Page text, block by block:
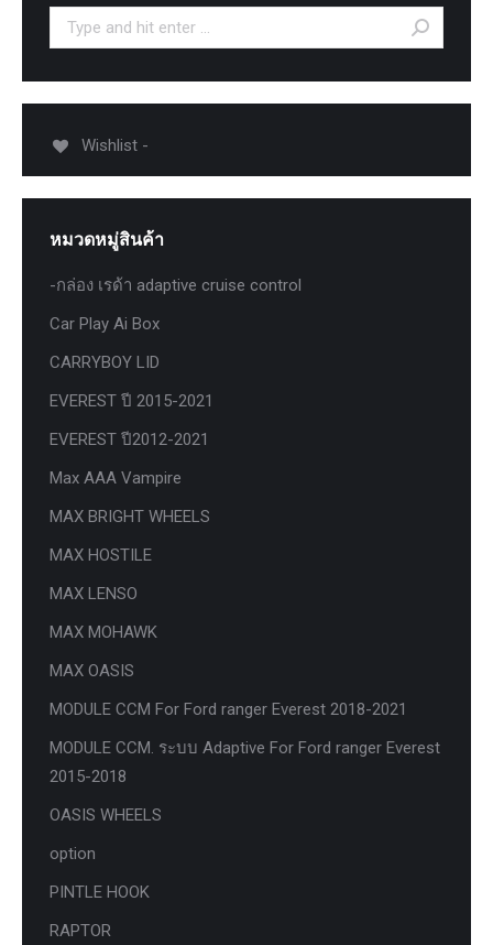
Search:
Wishlist -
หมวดหมู่สินค้า
-กล่อง เรด้า adaptive cruise control
Car Play Ai Box
CARRYBOY LID
EVEREST ปี 2015-2021
EVEREST ปี2012-2021
Max AAA Vampire
MAX BRIGHT WHEELS
MAX HOSTILE
MAX LENSO
MAX MOHAWK
MAX OASIS
MODULE CCM For Ford ranger Everest 2018-2021
MODULE CCM. ระบบ Adaptive For Ford ranger Everest
2015-2018
OASIS WHEELS
option
PINTLE HOOK
RAPTOR